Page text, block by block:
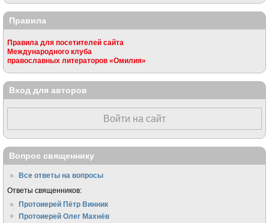
Правила
Правила для посетителей сайта
Международного клуба
православных литераторов «Омилия»
Вход для авторов
Войти на сайт
Вопрос священнику
Все ответы на вопросы
Ответы священников:
Протоиерей Пётр Винник
Протоиерей Олег Махнёв